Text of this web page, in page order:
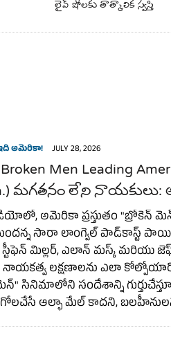
లైవ్ షోలకు తాత్కాలిక స్వస్తి
అమెరికా! JULY 28, 2026
Men Leading
మగతనం లేని నాయకులు:
అమెరికా ప్రస్తుతం "బ్రోకెన్
సారా లాంగ్వెల్ పాడ్‌కాస్ట్
స్టీఫెన్ మిల్లర్, ఎలాన్ మస్క్ మరియు
లక్షణాలను ఎలా కోల్పోయారో
సినిమాలోని సందేశాన్ని
ఆల్ఫా మేల్ కాదని,